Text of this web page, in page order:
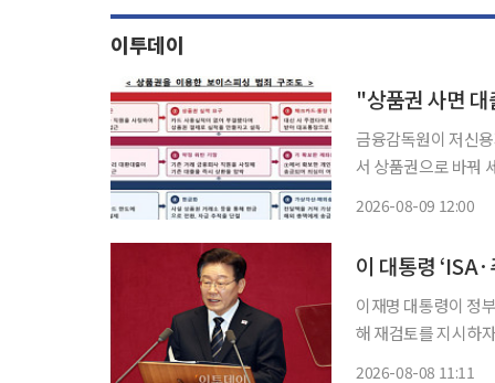
이투데이
금융감독원이 저신
서 상품권으로 바꿔
2026-08-09 12:00
이 대통령
이재명 대통령이 정
해 재검토를 지시하
2026-08-08 11:11